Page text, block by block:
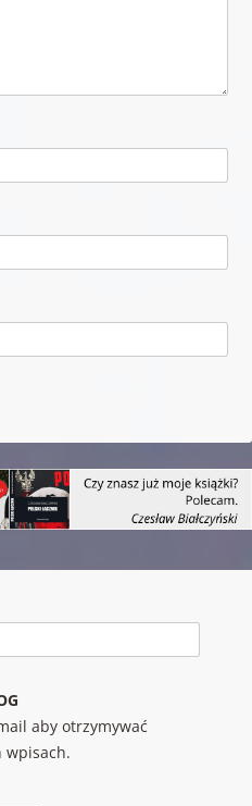
aby otrzymywać
wpisach.